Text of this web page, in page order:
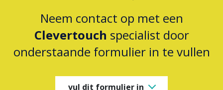
Neem contact op met een
Clevertouch specialist door
onderstaande formulier in te vullen
vul dit formulier in